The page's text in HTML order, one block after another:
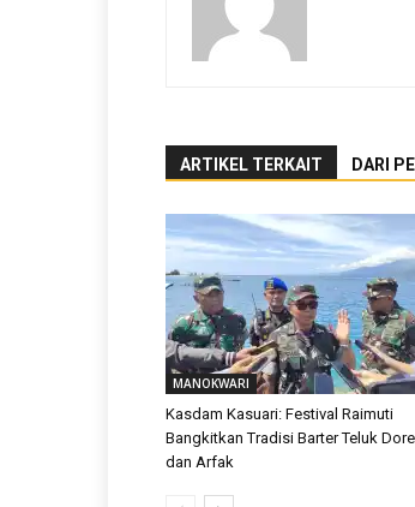
ARTIKEL TERKAIT DARI
MANOKWARI
Kasdam Kasuari: Festival Raimuti
Bangkitkan Tradisi Barter Teluk
dan Arfak